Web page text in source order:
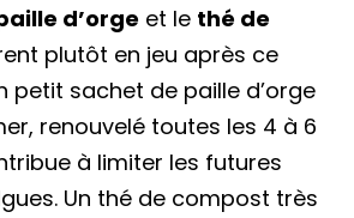
d’orge et le thé de
plutôt en jeu après ce
petit sachet de paille d’orge
renouvelé toutes les 4 à 6
à limiter les futures
Un thé de compost très